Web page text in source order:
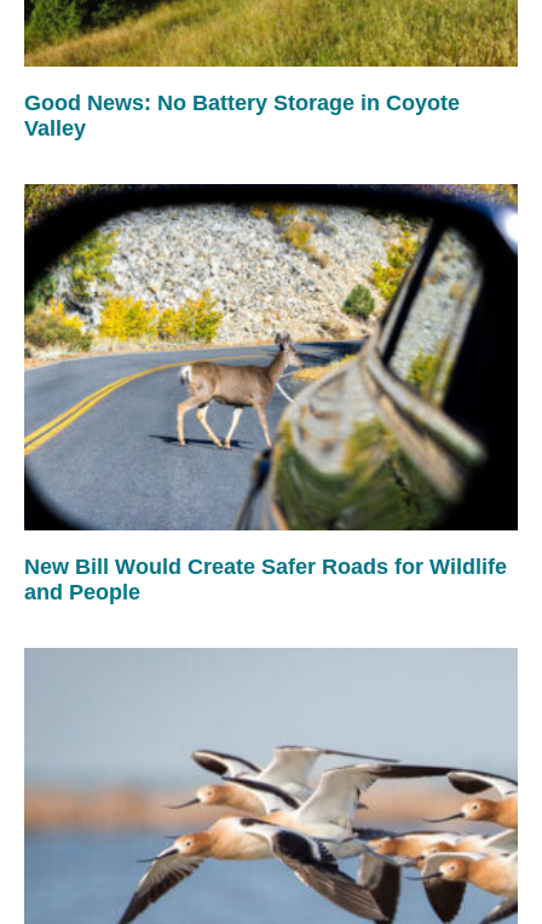
Good News: No Battery Storage in Coyote
Valley
New Bill Would Create Safer Roads for Wildlife
and People